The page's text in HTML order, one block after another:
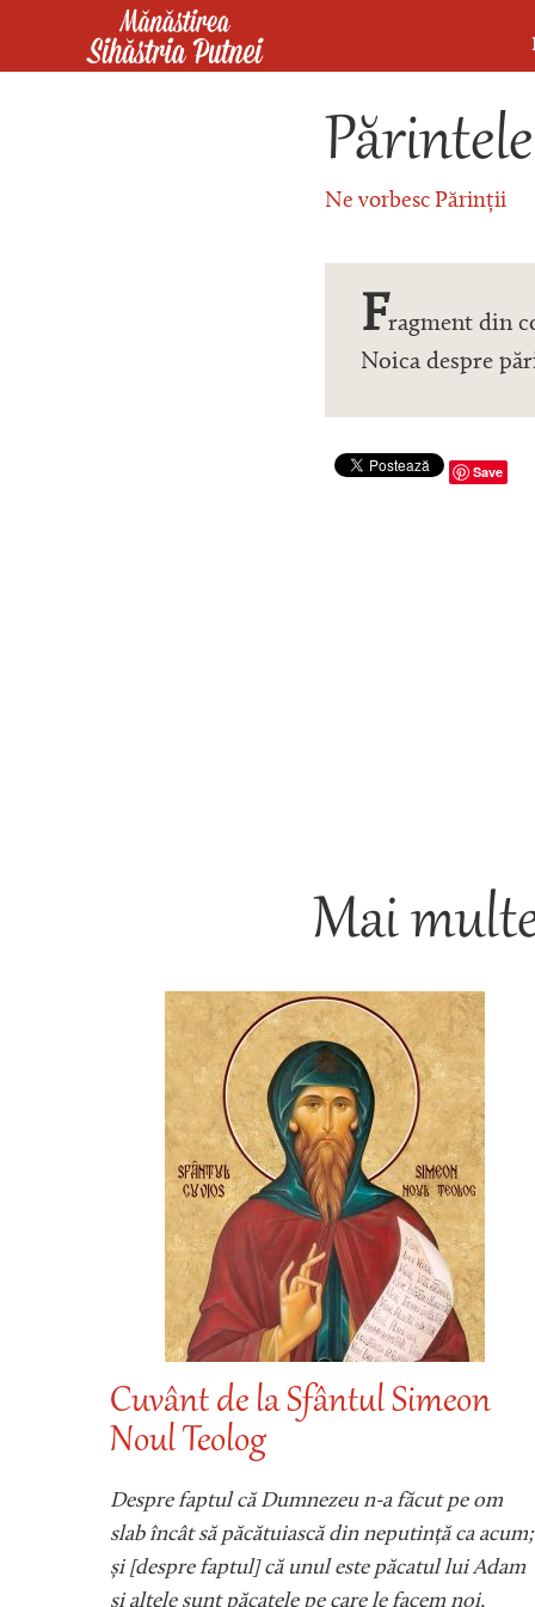
Mergi la conţinutul principal
Ne vorbesc Părinții
Fragment din
Noica despre
Save
Mai
Cuvânt de la Sfântul Simeon
Noul Teolog
Despre faptul că Dumnezeu n-a făcut pe om
slab încât să păcătuiască din neputință ca acum;
și [despre faptul] că unul este păcatul lui Adam
și altele sunt păcatele pe care le facem noi.